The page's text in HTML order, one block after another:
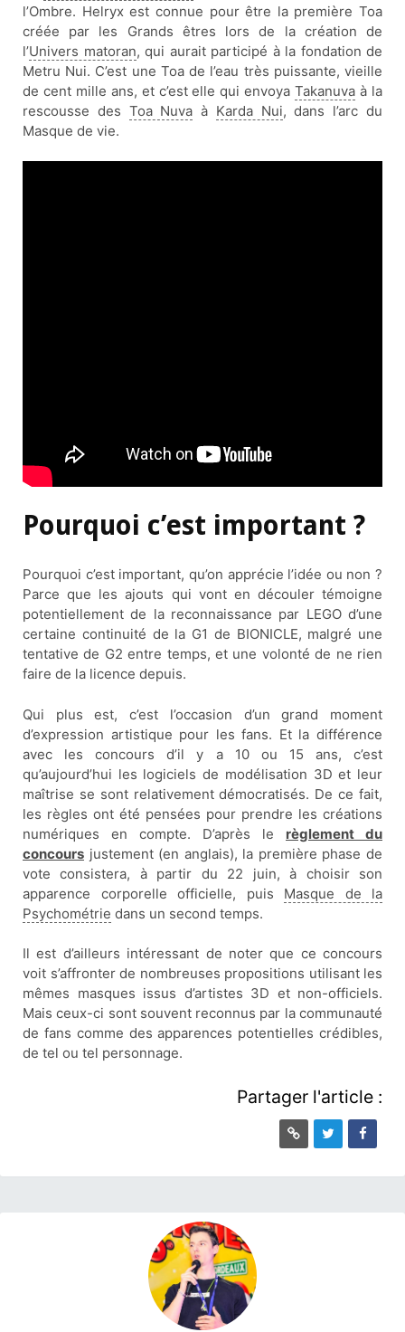
l’Ombre. Helryx est connue pour être la première Toa
créée par les Grands êtres lors de la création de
l’Univers matoran, qui aurait participé à la fondation de
Metru Nui. C’est une Toa de l’eau très puissante, vieille
de cent mille ans, et c’est elle qui envoyaTakanuva à la
rescousse des Toa Nuva à Karda Nui, dans l’arc du
Masque de vie.
Pourquoi c’est important ?
Pourquoi c’est important, qu’on apprécie l’idée ou non ?
Parce que les ajouts qui vont en découler témoigne
potentiellement de la reconnaissance par LEGO d’une
certaine continuité de la G1 de BIONICLE, malgré une
tentative de G2 entre temps, et une volonté de ne rien
faire de la licence depuis.
Qui plus est, c’est l’occasion d’un grand moment
d’expression artistique pour les fans. Et la différence
avec les concours d’il y a 10 ou 15 ans, c’est
qu’aujourd’hui les logiciels de modélisation 3D et leur
maîtrise se sont relativement démocratisés. De ce fait,
les règles ont été pensées pour prendre les créations
numériques en compte. D’après le règlement du
concours justement (en anglais), la première phase de
vote consistera, à partir du 22 juin, à choisir son
apparence corporelle officielle, puis Masque de la
Psychométrie dans un second temps.
Il est d’ailleurs intéressant de noter que ce concours
voit s’affronter de nombreuses propositions utilisant les
mêmes masques issus d’artistes 3D et non-officiels.
Mais ceux-ci sont souvent reconnus par la communauté
de fans comme des apparences potentielles crédibles,
de tel ou tel personnage.
Partager l'article :